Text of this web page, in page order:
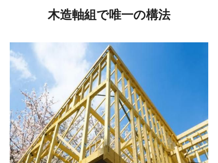
木造軸組で唯一の構法